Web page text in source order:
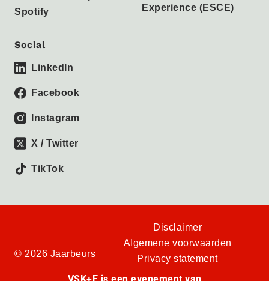
Spotify
Experience (ESCE)
Social
LinkedIn
Facebook
Instagram
X / Twitter
TikTok
© 2026 Jaarbeurs
Disclaimer
Algemene voorwaarden
Privacy statement